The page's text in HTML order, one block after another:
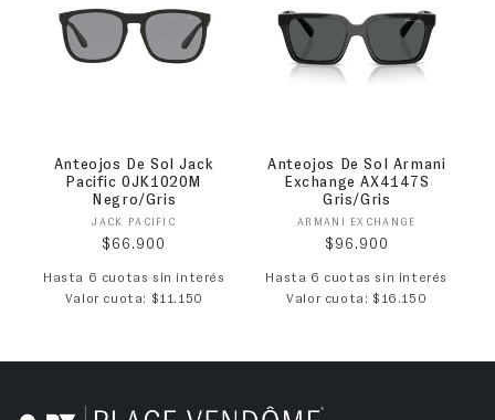
Anteojos De Sol Jack
Pacific 0JK1020M
Negro/Gris
Proveedor:
JACK PACIFIC
Precio habitual
$66.900
Hasta 6 cuotas sin interés
Valor cuota: $11.150
Anteojos De Sol Armani
Exchange AX4147S
Gris/Gris
Proveedor:
ARMANI EXCHANGE
Precio habitual
$96.900
Hasta 6 cuotas sin interés
Valor cuota: $16.150